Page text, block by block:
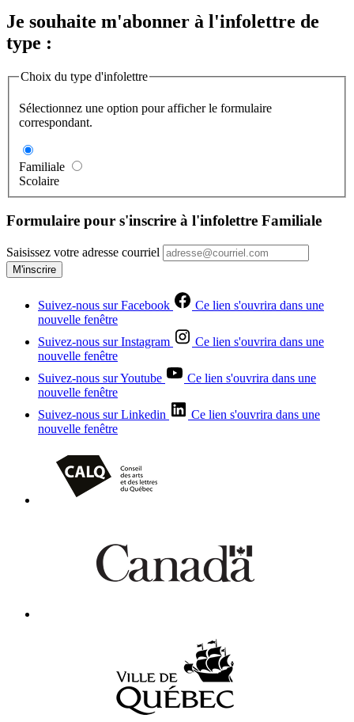
Je souhaite m'abonner à l'infolettre de
type :
Choix du type d'infolettre
Sélectionnez une option pour afficher le formulaire
correspondant.
Familiale
Scolaire
Formulaire pour s'inscrire à l'infolettre Familiale
Saisissez votre adresse courriel
M'inscrire
Suivez-nous sur Facebook
Ce lien s'ouvrira dans une
nouvelle fenêtre
Suivez-nous sur Instagram
Ce lien s'ouvrira dans une
nouvelle fenêtre
Suivez-nous sur Youtube
Ce lien s'ouvrira dans une
nouvelle fenêtre
Suivez-nous sur Linkedin
Ce lien s'ouvrira dans une
nouvelle fenêtre